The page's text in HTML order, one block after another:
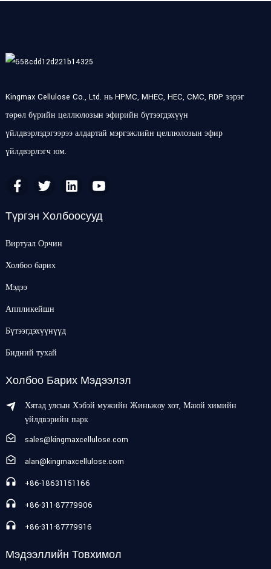
Kingmax Cellulose Co., Ltd. нь HPMC, MHEC, HEC, CMC, RDP зэрэг
төрөл бүрийн целлюлозын эфирийн бүтээгдэхүүн
үйлдвэрлэдэгээрээ алдартай мэргэжлийн целлюлозын эфир
үйлдвэрлэгч юм.
Түргэн Холбоосууд
Виртуал Орчин
Холбоо барих
Мэдээ
Аппликейшн
Бүтээгдэхүүнүүд
Бидний тухай
Холбоо Барих Мэдээлэл
Хятад улсын Хэбэй мужийн Жиньжоу хот, Маюй химийн
үйлдвэрийн парк
sales@kingmaxcellulose.com
alan@kingmaxcellulose.com
+86-18631151166
+86-311-87779906
+86-311-87779916
Мэдээллийн Товхимол